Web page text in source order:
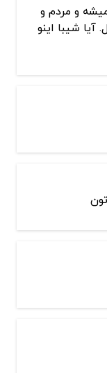
و مردم و
شیبا اینو